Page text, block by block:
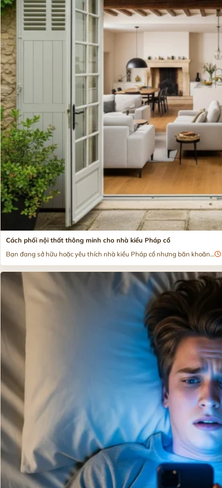
Cách phối nội thất thông minh cho nhà kiểu Pháp cổ
Bạn đang sở hữu hoặc yêu thích nhà kiểu Pháp cổ nhưng băn khoăn...